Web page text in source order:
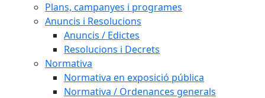
Plans, campanyes i programes
Anuncis i Resolucions
Anuncis / Edictes
Resolucions i Decrets
Normativa
Normativa en exposició pública
Normativa / Ordenances generals